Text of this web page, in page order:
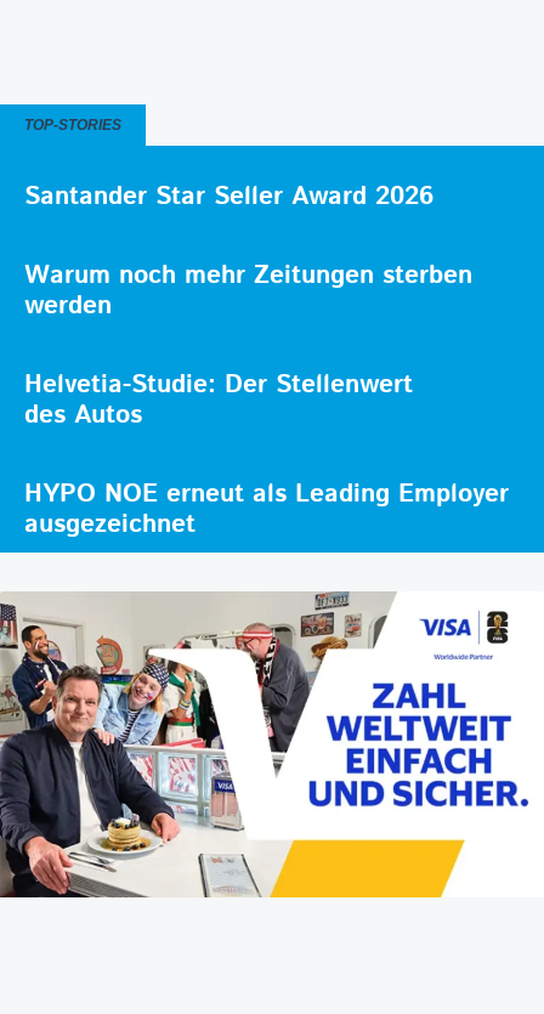
TOP-STORIES
Santander Star Seller Award 2026
Warum noch mehr Zeitungen sterben
werden
Helvetia-Studie: Der Stellenwert
des Autos
HYPO NOE erneut als Leading Employer
ausgezeichnet